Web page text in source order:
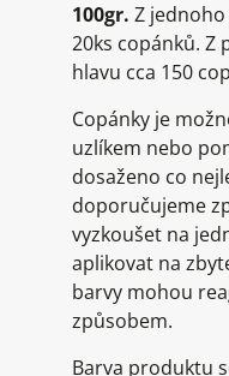
100gr. Z
20ks copánků. Z
hlavu cca 150
Copánky je
uzlíkem nebo
dosaženo co
doporučujeme
vyzkoušet na
aplikovat na
barvy mohou
způsobem.
Barva produktu